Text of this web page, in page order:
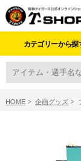
カテゴリーから探
HOME 企画グッズ